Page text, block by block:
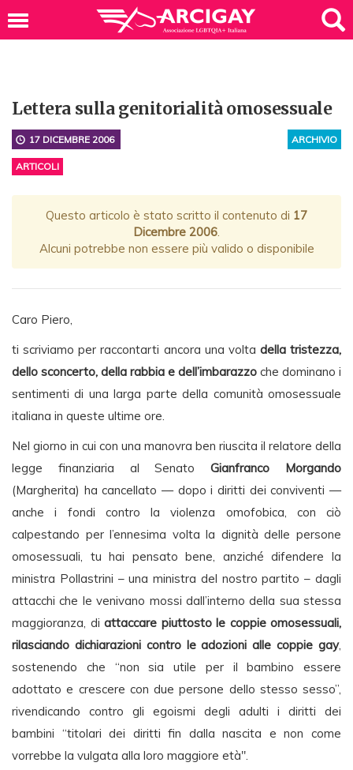
Lettera sulla genitorialità omosessuale
ARCHIVIO
17 DICEMBRE 2006
ARTICOLI
Questo articolo è stato scritto il contenuto di 17
Dicembre 2006.
Alcuni potrebbe non essere più valido o disponibile
Caro Piero,
ti scriviamo per raccontarti ancora una volta della tristezza,
dello sconcerto, della rabbia e dell’imbarazzo che dominano i
sentimenti di una larga parte della comunità omosessuale
italiana in queste ultime ore.
Nel giorno in cui con una manovra ben riuscita il relatore della
legge finanziaria al SenatoGianfranco Morgando
(Margherita) ha cancellato — dopo i diritti dei conviventi —
anche i fondi contro la violenza omofobica, con ciò
calpestando per l’ennesima volta la dignità delle persone
omosessuali, tu hai pensato bene, anziché difendere la
ministra Pollastrini – una ministra del nostro partito – dagli
attacchi che le venivano mossi dall’interno della sua stessa
maggioranza, di attaccare piuttosto le coppie omosessuali,
rilasciando dichiarazioni contro le adozioni alle coppie gay,
sostenendo che “non sia utile per il bambino essere
adottato e crescere con due persone dello stesso sesso”,
rivendicando contro gli egoismi degli adulti i diritti dei
bambini “titolari dei diritti fin dalla nascita e non come
vorrebbe la vulgata alla loro maggiore età".